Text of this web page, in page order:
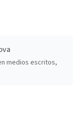
medios escritos,